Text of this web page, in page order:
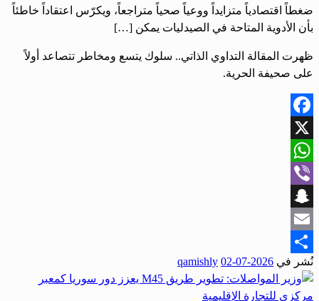
ضغطاً اقتصادياً متزايداً ووعياً صحياً متراجعاً، ويكرّس اعتقاداً خاطئاً
بأن الأدوية المتاحة في الصيدليات يمكن […]
ظهرت المقالة التداوي الذاتي.. سلوك يتسع ومخاطر تتصاعد أولاً
على صحيفة الحرية.
Facebook
X
WhatsApp
Viber
Snapchat
Email
Share
نُشر في 2026-07-02
qamishly